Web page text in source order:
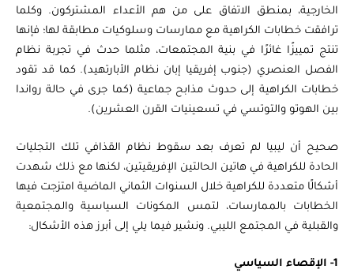
الخارجية، بمنطق الاتفاق على من هم الأعداء المشتركون. وكلما
ترافقت خطابات الكراهية مع ممارسات وسلوكيات مطابقة لها؛ فإنها
تنتج تمييزًا غائرًا في بنية المجتمعات، مثلما حدث في تجربة نظام
الفصل العنصري (جنوب إفريقيا إبان نظام الأبارتهيد). كما قد تقود
خطابات الكراهية إلى حدوث مذابح جماعية (كما جرى في حالة رواندا
بين الهوتو والتوتسي في تسعينيات القرن العشرين).
صحيح أن ليبيا لم تعرف بعد سقوط نظام القذافي تلك التجليات
الحادة للكراهية في هاتين الحالتين الإفريقيتين، لكنها مع ذلك شهدت
أشكالًا متعددة للكراهية خلال السنوات الثماني الماضية امتزجت فيها
الخطابات بالممارسات، لتمس المكونات السياسية والمجتمعية
والقبلية في المجتمع الليبي. ونشير فيما يلي إلى أبرز هذه الأشكال: